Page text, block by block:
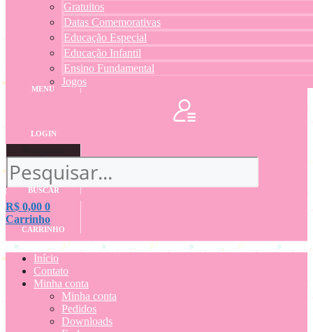
Gratuitos
Datas Comemorativas
Educação Especial
Educação Infantil
Ensino Fundamental
Jogos
MENU
LOGIN
BUSCAR
R$ 0,00 0
Carrinho
CARRINHO
Início
Contato
Minha conta
Minha conta
Pedidos
Downloads